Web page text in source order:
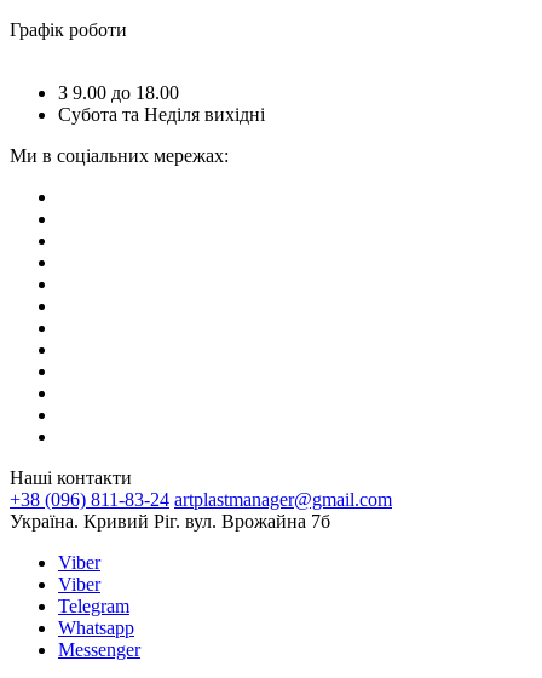
Графік роботи
З 9.00 до 18.00
Субота та Неділя вихідні
Ми в соціальних мережах:
Наші контакти
+38 (096) 811-83-24 artplastmanager@gmail.com
Україна. Кривий Ріг. вул. Врожайна 7б
Viber
Viber
Telegram
Whatsapp
Messenger